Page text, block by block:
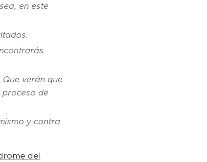
en este
verán que
de
y contra
del